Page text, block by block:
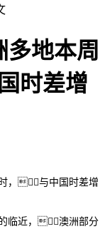
地本周
时差增
，与中国时差增
临近，澳洲部分